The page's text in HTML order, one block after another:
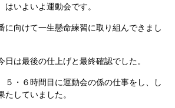
いよいよ運動会です。
に向けて一生懸命練習に取り組んできまし
日は最後の仕上げと最終確認でした。
５・６時間目に運動会の係の仕事をし、し
たしていました。